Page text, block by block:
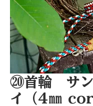
⑳首輪 サン
イ（4㎜